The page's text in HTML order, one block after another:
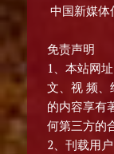
中国新媒体
免责声明
1、本站网
文、视 频
的内容享有
何第三方的
2、刊载用